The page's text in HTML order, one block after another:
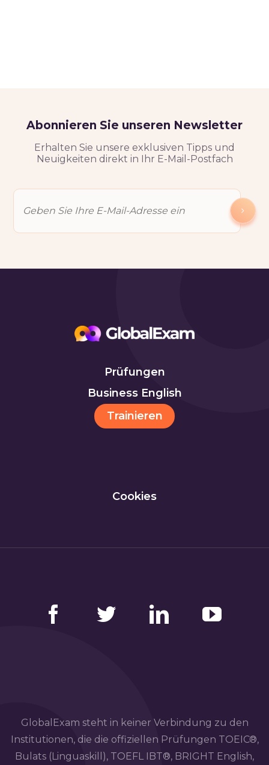
Abonnieren Sie unseren Newsletter
Erhalten Sie unsere exklusiven Tipps und
Neuigkeiten direkt in Ihr E-Mail-Postfach
Prüfungen
Business English
Trainieren
Cookies
GlobalExam steht in keiner Verbindung zu den
Institutionen, die die offiziellen Prüfungen TOEIC®,
Bulats (Linguaskill), TOEFL IBT®, BRIGHT English,